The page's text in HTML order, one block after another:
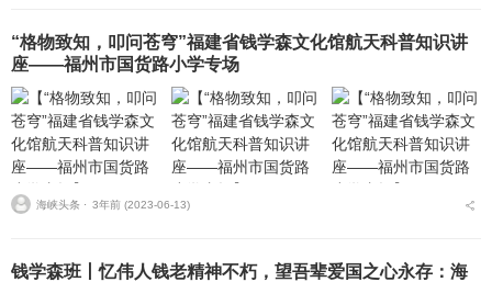
“格物致知，叩问苍穹”福建省钱学森文化馆航天科普知识讲
座——福州市国货路小学专场
海峡头条 ⋅ 3年前 (2023-06-13)
钱学森班丨忆伟人钱老精神不朽，望吾辈爱国之心永存：海